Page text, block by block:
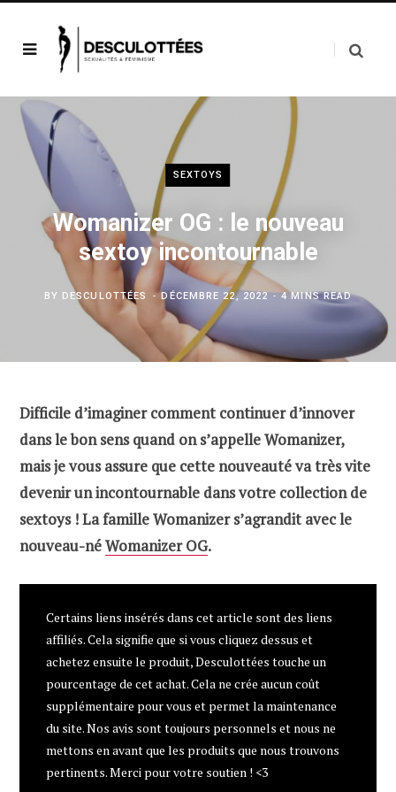
SEXTOYS
Womanizer OG : le nouveau
sextoy incontournable
BY DESCULOTTÉES DÉCEMBRE 22, 2022 4 MINS READ
Difficile d’imaginer comment continuer d’innover
dans le bon sens quand on s’appelle Womanizer,
mais je vous assure que cette nouveauté va très vite
devenir un incontournable dans votre collection de
sextoys ! La famille Womanizer s’agrandit avec le
nouveau-néWomanizer OG.
Certains liens insérés dans cet article sont des liens
affiliés. Cela signifie que si vous cliquez dessus et
achetez ensuite le produit, Desculottées touche un
pourcentage de cet achat. Cela ne crée aucun coût
supplémentaire pour vous et permet la maintenance
du site. Nos avis sont toujours personnels et nous ne
mettons en avant que les produits que nous trouvons
pertinents. Merci pour votre soutien ! <3